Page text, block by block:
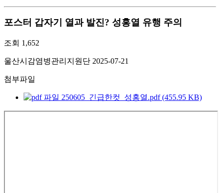
포스터 갑자기 열과 발진? 성홍열 유행 주의
조회 1,652
울산시감염병관리지원단 2025-07-21
첨부파일
250605_긴급한컷_성홍열.pdf (455.95 KB)